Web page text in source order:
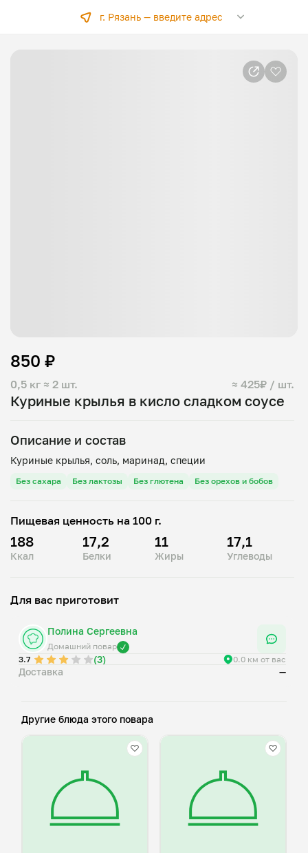
г. Рязань —введите адрес
Куриные крылья в кисло сладком соусе
0,5 кг ≈ 2 шт. ≈ 425₽ / шт.
850 ₽
Описание и состав
Без сахара Без лактозы Без глютена Без орехов и бобов
Пищевая ценность на 100 г.
188
Ккал
17,2
Белки
11
Жиры
17,1
Углеводы
Для вас приготовит
Полина Сергеевна
Домашний повар
3.7
(3) 0.0 км от вас
Доставка —
Другие блюда этого повара